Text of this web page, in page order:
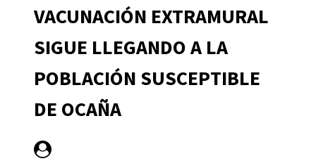
VACUNACIÓN EXTRAMURAL
SIGUE LLEGANDO A LA
POBLACIÓN SUSCEPTIBLE
DE OCAÑA